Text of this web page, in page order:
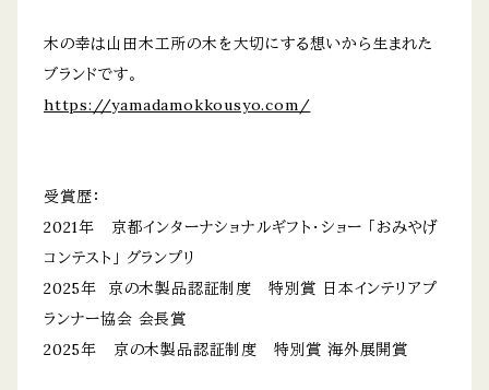
木の幸は山田木工所の木を大切にする想いから生まれた
ブランドです。
https://yamadamokkousyo.com/
受賞歴：
2021年 京都インターナショナルギフト・ショー 「おみやげ
コンテスト」 グランプリ
2025年 京の木製品認証制度 特別賞 日本インテリアプ
ランナー協会 会長賞
2025年 京の木製品認証制度 特別賞 海外展開賞